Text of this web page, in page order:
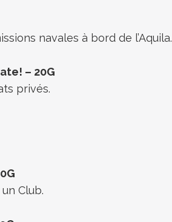
navales à bord de l’Aquila.
– 20G
privés.
Club.